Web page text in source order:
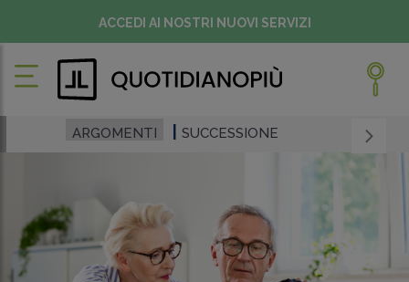
ACCEDI AI NOSTRI NUOVI SERVIZI
ARGOMENTI SUCCESSIONE